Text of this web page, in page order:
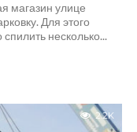
магазин улице
Для этого
несколько...
2.2K